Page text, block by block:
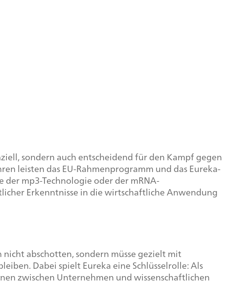
sondern auch entscheidend für den Kampf gegen
leisten das EU-Rahmenprogramm und das Eureka-
mp3-Technologie oder der mRNA-
Erkenntnisse in die wirtschaftliche Anwendung
abschotten, sondern müsse gezielt mit
Dabei spielt Eureka eine Schlüsselrolle: Als
zwischen Unternehmen und wissenschaftlichen